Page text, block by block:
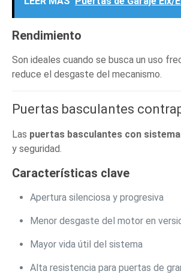
Rendimiento
Son ideales cuando se busca un uso
reduce el desgaste del mecanismo.
Puertas basculantes
Las puertas basculantes con
y seguridad.
Características clave
Apertura silenciosa y progresiva
Menor desgaste del motor en
Mayor vida útil del sistema
Alta resistencia para puertas de